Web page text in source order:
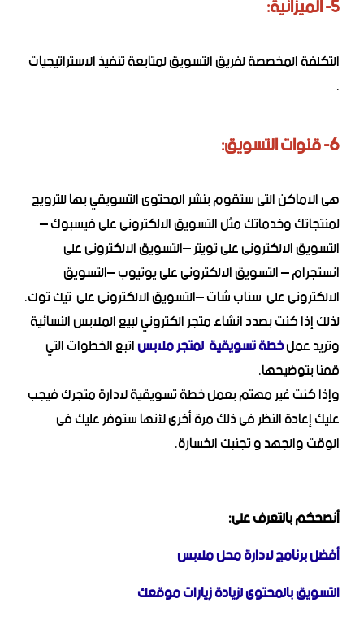
التكلفة المخصصة لفريق التسويق لمتابعة تنفيذ الاستراتيجيات
.
6- قنوات التسويق:
هى الاماكن التى ستقوم بنشر المحتوى التسويقي بها للترويج
لمنتجاتك وخدماتك مثل التسويق الالكترونى على فيسبوك –
التسويق الالكترونى على تويتر –التسويق الالكترونى على
انستجرام – التسويق الالكترونى على يوتيوب –التسويق
الالكترونى على سناب شات –التسويق الالكترونى على تيك توك.
لذلك إذا كنت بصدد انشاء متجر الكتروني لبيع الملابس النسائية
وتريد عملخطة تسويقية لمتجر ملابساتبع الخطوات التي
قمنا بتوضيحها.
وإذا كنت غير مهتم بعمل خطة تسويقية لادارة متجرك فيجب
عليك إعادة النظر فى ذلك مرة أخرى لأنها ستوفر عليك فى
الوقت والجهد و تجنبك الخسارة.
أنصحكم بالتعرف على:
أفضل برنامج لادارة محل ملابس
التسويق بالمحتوى لزيادة زيارات موقعك